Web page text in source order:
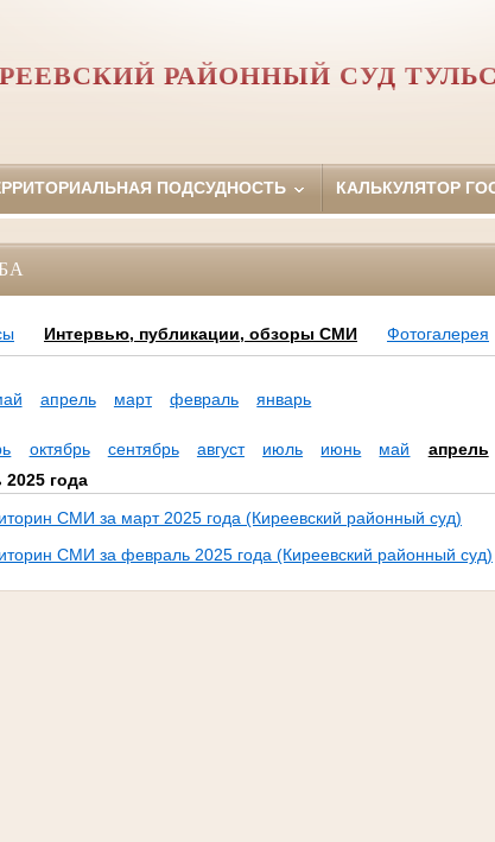
РАЙОННЫЙ СУД
ПОДСУДНОСТЬ КАЛЬКУЛЯТОР
Интервью, публикации, обзоры СМИ Фотогалерея
апрель март февраль
январь
октябрь сентябрь август июль июнь май
апрель
года
СМИ за март 2025 года (Киреевский районный суд)
СМИ за февраль 2025 года (Киреевский районный суд)